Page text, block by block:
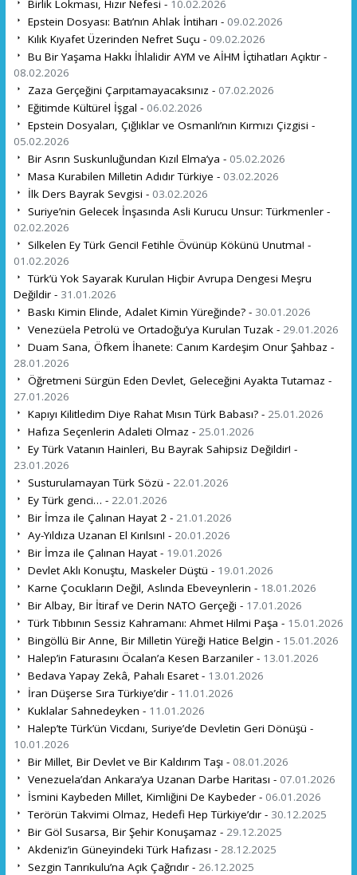
Birlik Lokması, Hızır Nefesi - 10.02.2026
Epstein Dosyası: Batı’nın Ahlak İntiharı - 09.02.2026
Kılık Kıyafet Üzerinden Nefret Suçu - 09.02.2026
Bu Bir Yaşama Hakkı İhlalidir AYM ve AİHM İçtihatları Açıktır -
08.02.2026
Zaza Gerçeğini Çarpıtamayacaksınız - 07.02.2026
Eğitimde Kültürel İşgal - 06.02.2026
Epstein Dosyaları, Çığlıklar ve Osmanlı’nın Kırmızı Çizgisi -
05.02.2026
Bir Asrın Suskunluğundan Kızıl Elma’ya - 05.02.2026
Masa Kurabilen Milletin Adıdır Türkiye - 03.02.2026
İlk Ders Bayrak Sevgisi - 03.02.2026
Suriye’nin Gelecek İnşasında Asli Kurucu Unsur: Türkmenler -
02.02.2026
Silkelen Ey Türk Genci! Fetihle Övünüp Kökünü Unutma! -
01.02.2026
Türk’ü Yok Sayarak Kurulan Hiçbir Avrupa Dengesi Meşru
Değildir - 31.01.2026
Baskı Kimin Elinde, Adalet Kimin Yüreğinde? - 30.01.2026
Venezüela Petrolü ve Ortadoğu’ya Kurulan Tuzak - 29.01.2026
Duam Sana, Öfkem İhanete: Canım Kardeşim Onur Şahbaz -
28.01.2026
Öğretmeni Sürgün Eden Devlet, Geleceğini Ayakta Tutamaz -
27.01.2026
Kapıyı Kilitledim Diye Rahat Mısın Türk Babası? - 25.01.2026
Hafıza Seçenlerin Adaleti Olmaz - 25.01.2026
Ey Türk Vatanın Hainleri, Bu Bayrak Sahipsiz Değildir! -
23.01.2026
Susturulamayan Türk Sözü - 22.01.2026
Ey Türk genci… - 22.01.2026
Bir İmza ile Çalınan Hayat 2 - 21.01.2026
Ay-Yıldıza Uzanan El Kırılsın! - 20.01.2026
Bir İmza ile Çalınan Hayat - 19.01.2026
Devlet Aklı Konuştu, Maskeler Düştü - 19.01.2026
Karne Çocukların Değil, Aslında Ebeveynlerin - 18.01.2026
Bir Albay, Bir İtiraf ve Derin NATO Gerçeği - 17.01.2026
Türk Tıbbının Sessiz Kahramanı: Ahmet Hilmi Paşa - 15.01.2026
Bingöllü Bir Anne, Bir Milletin Yüreği Hatice Belgin - 15.01.2026
Halep’in Faturasını Öcalan’a Kesen Barzaniler - 13.01.2026
Bedava Yapay Zekâ, Pahalı Esaret - 13.01.2026
İran Düşerse Sıra Türkiye’dir - 11.01.2026
Kuklalar Sahnedeyken - 11.01.2026
Halep’te Türk’ün Vicdanı, Suriye’de Devletin Geri Dönüşü -
10.01.2026
Bir Millet, Bir Devlet ve Bir Kaldırım Taşı - 08.01.2026
Venezuela’dan Ankara’ya Uzanan Darbe Haritası - 07.01.2026
İsmini Kaybeden Millet, Kimliğini De Kaybeder - 06.01.2026
Terörün Takvimi Olmaz, Hedefi Hep Türkiye’dır - 30.12.2025
Bir Göl Susarsa, Bir Şehir Konuşamaz - 29.12.2025
Akdeniz’in Güneyindeki Türk Hafızası - 28.12.2025
Sezgin Tanrıkulu’na Açık Çağrıdır - 26.12.2025